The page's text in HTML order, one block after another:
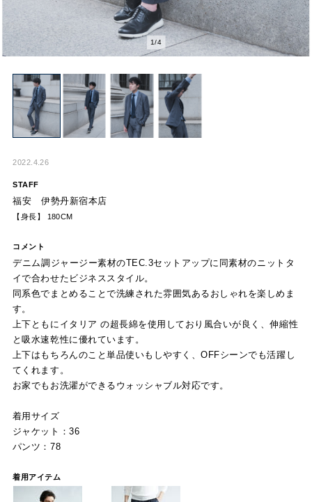
1/4
2022.4.26
STAFF
福安 伊勢丹新宿本店
【身長】 180CM
コメント
デニム調ジャージー素材のTEC.3セットアップに同素材のニットタ
イで合わせたビジネススタイル。
同系色でまとめることで洗練された雰囲気あるおしゃれを楽しめま
す。
上下ともにイタリア の超長綿を使用しており風合いが良く、伸縮性
と吸水速乾性に優れています。
上下はもちろんのこと単品使いもしやすく、OFFシーンでも活躍し
てくれます。
お家でもお洗濯ができるウォッシャブル対応です。
着用サイズ
ジャケット：36
パンツ：78
着用アイテム